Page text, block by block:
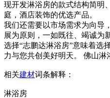
现开发淋浴房的款式结构简明
庭，酒店装饰的优选产品。
我们还需要以市场需求为向导
展为原则，一如既往、竭诚为
选择“志鹏达淋浴房”意味着选
力与您共创美好明天。 佛山淋
相关建材词条解释：
淋浴房